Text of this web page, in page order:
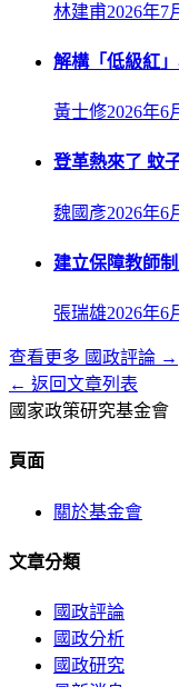
林建甫2026年7
解構「低級紅
黃士修2026年6
登革熱來了 蚊
魏國彥2026年6
建立保障教師
張瑞雄2026年6
查看更多 國政評論 →
← 返回文章列表
國家政策研究基金會
頁面
關於基金會
文章分類
國政評論
國政分析
國政研究